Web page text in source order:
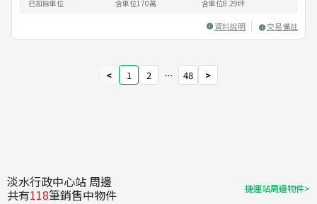
已扣除車位 含車位170萬 含車位8.29坪
資料說明 交易備註
< 1 2 ⋯ 48 >
淡水行政中心站 周邊
共有118筆銷售中物件 捷運站周邊物件>